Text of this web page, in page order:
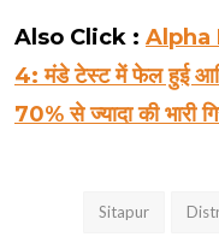
Also Click : Alpha
4: मंडे टेस्ट में फेल हुई
70% से ज्यादा की भारी
Sitapur